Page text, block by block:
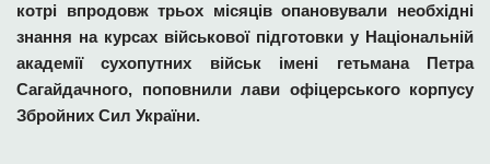
котрі впродовж трьох місяців опановували необхідні
знання на курсах військової підготовки у Національній
академії сухопутних військ імені гетьмана Петра
Сагайдачного, поповнили лави офіцерського корпусу
Збройних Сил України.